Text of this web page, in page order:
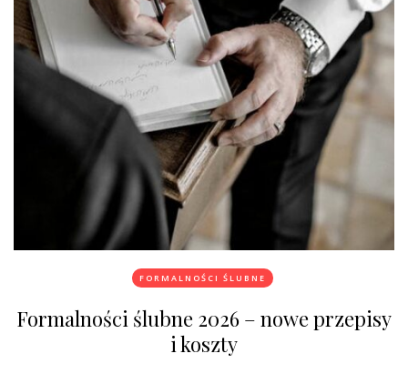
FORMALNOŚCI ŚLUBNE
Formalności ślubne 2026 – nowe przepisy
i koszty